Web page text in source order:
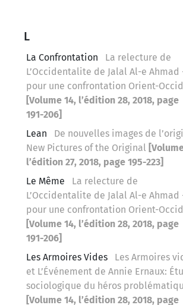
L
La Confrontation
La relecture de
L’Occidentalite de Jalal Al-e Ahmad
pour une confrontation Orient-
[Volume 14, l’édition 28, 2018, page
191-206]
Lean
De nouvelles images de
New Pictures of the Original
l’édition 27, 2018, page 195-223]
Le Même
La relecture de
L’Occidentalite de Jalal Al-e Ahmad
pour une confrontation Orient-
[Volume 14, l’édition 28, 2018, page
191-206]
Les Armoires Vides
Les Armoires
et L’Événement de Annie Ernaux:
sociologique du héros
[Volume 14, l’édition 28, 2018, page